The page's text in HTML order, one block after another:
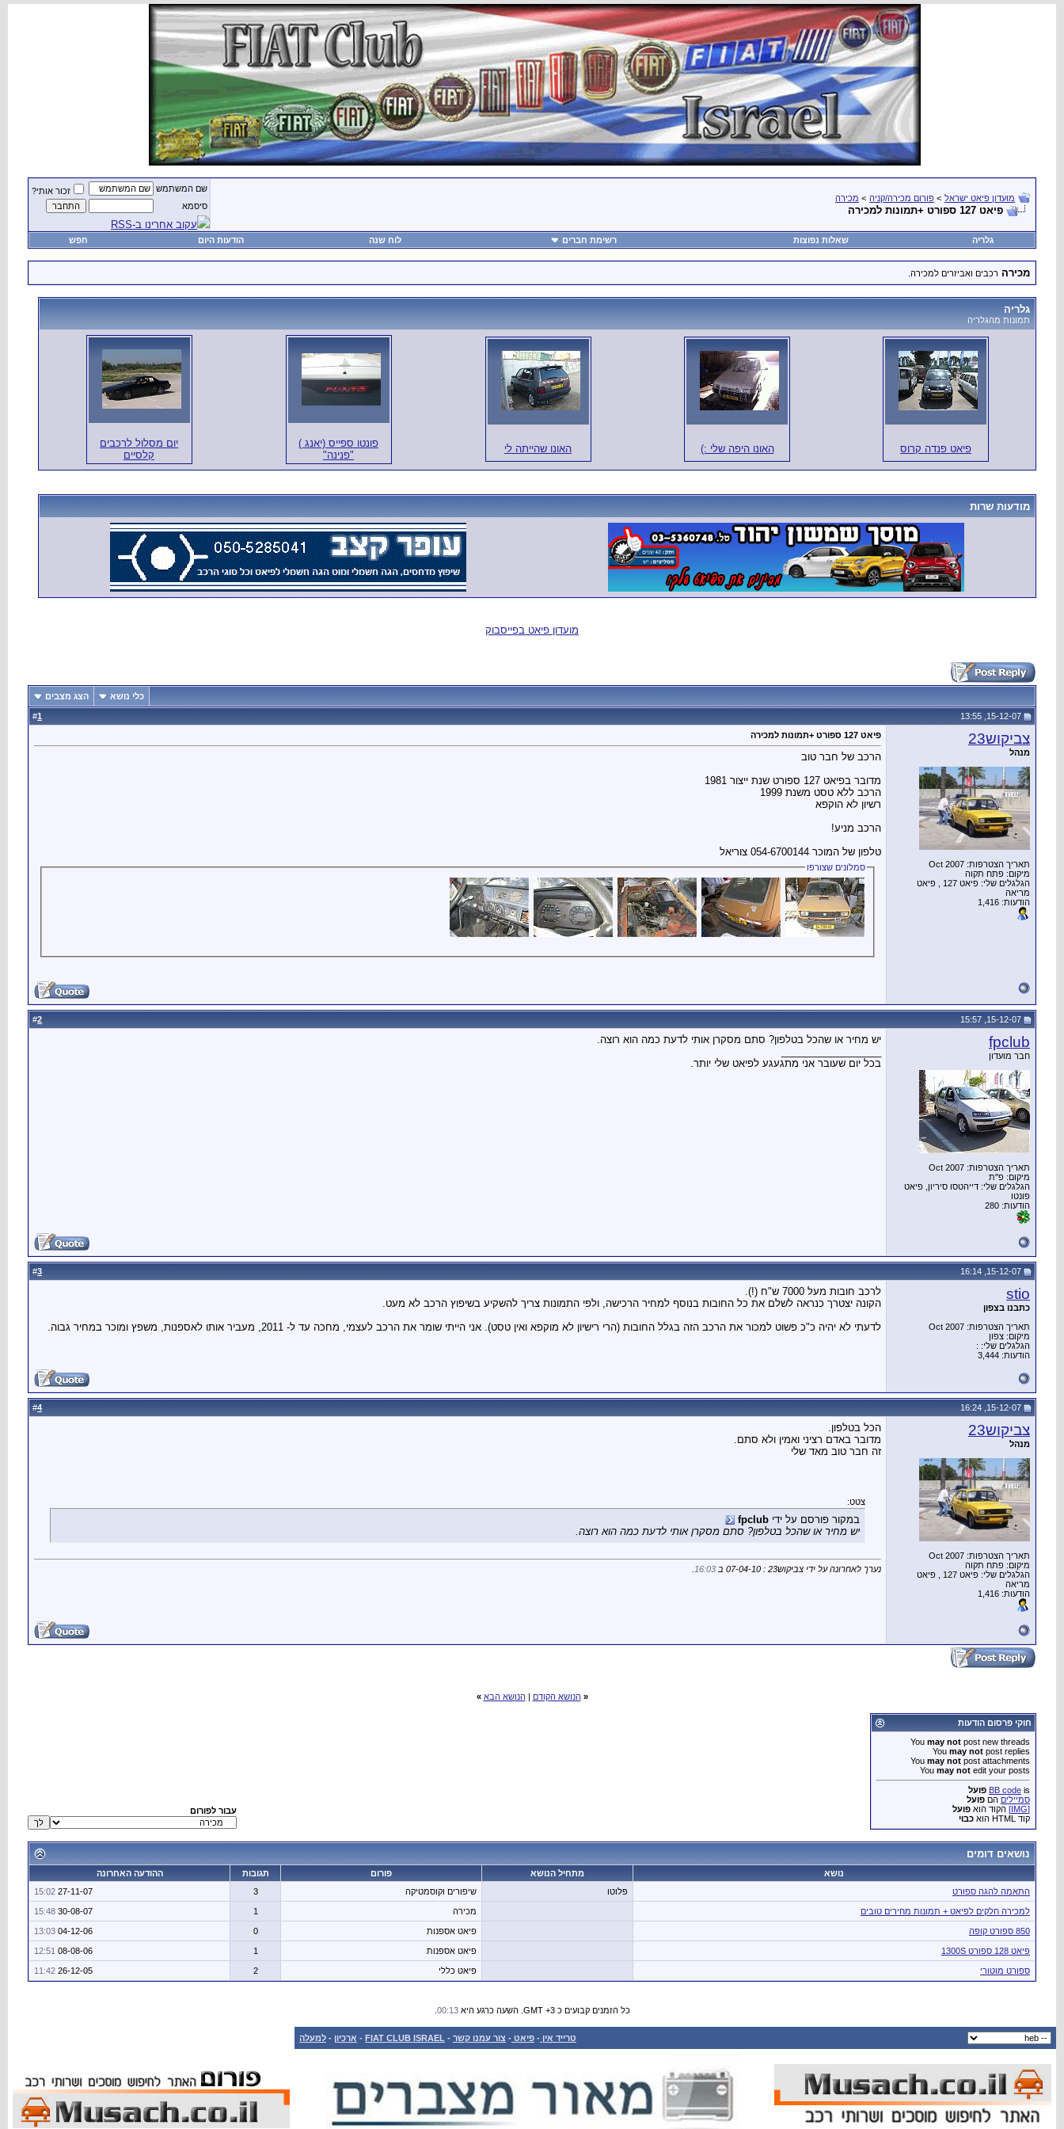
מועדון פיאט ישראל > פורום מכירה/קניה > מכירה
פיאט 127 ספורט +תמונות למכירה
שם המשתמש
זכור אותי?
סיסמא
עקוב אחרינו ב-RSS
גלריה שאלות נפוצות רשימת חברים לוח שנה הודעות היום חפש
מכירה רכבים ואביזרים למכירה.
גלריה
תמונות מהגלריה
פיאט פנדה קרוס האונו היפה שלי :) האונו שהייתה לי
פונטו ספייס (יאנג )
"פנינה"
יום מסלול לרכבים
קלסיים
מודעות שרות
מועדון פיאט בפייסבוק
כלי נושא הצג מצבים
1
צביקוש23
מנהל
תאריך הצטרפות: Oct 2007
מיקום: פתח תקוה
הגלגלים שלי: פיאט 127 , פיאט
מריאה
הודעות: 1,416
פיאט 127 ספורט +תמונות למכירה
הרכב של חבר טוב
מדובר בפיאט 127 ספורט שנת ייצור 1981
הרכב ללא טסט משנת 1999
רשיון לא הוקפא
הרכב מניע!
טלפון של המוכר 054-6700144 צוריאל
סמלונים שצורפו
2
fpclub
חבר מועדון
תאריך הצטרפות: Oct 2007
מיקום: פ"ת
הגלגלים שלי: דייהטסו סיריון, פיאט
פונטו
הודעות: 280
יש מחיר או שהכל בטלפון? סתם מסקרן אותי לדעת כמה הוא רוצה.
בכל יום שעובר אני מתגעגע לפיאט שלי יותר.
3
stio
כתבנו בצפון
תאריך הצטרפות: Oct 2007
מיקום: צפון
הגלגלים שלי: :
הודעות: 3,444
לרכב חובות מעל 7000 ש"ח (!).
הקונה יצטרך כנראה לשלם את כל החובות בנוסף למחיר הרכישה, ולפי התמונות צריך להשקיע בשיפוץ הרכב לא מעט.
לדעתי לא יהיה כ"כ פשוט למכור את הרכב הזה בגלל החובות (הרי רישיון לא מוקפא ואין טסט). אני הייתי שומר את הרכב לעצמי, מחכה עד ל- 2011, מעביר אותו לאספנות, משפץ ומוכר במחיר גבוה.
4
צביקוש23
מנהל
תאריך הצטרפות: Oct 2007
מיקום: פתח תקוה
הגלגלים שלי: פיאט 127 , פיאט
מריאה
הודעות: 1,416
הכל בטלפון.
מדובר באדם רציני ואמין ולא סתם.
זה חבר טוב מאד שלי
צטט:
במקור פורסם על ידי fpclub
יש מחיר או שהכל בטלפון? סתם מסקרן אותי לדעת כמה הוא רוצה.
נערך לאחרונה על ידי צביקוש23 : 07-04-10 ב 16:03
« הנושא הקודם | הנושא הבא »
חוקי פרסום הודעות
You may not post new threads
You may not post replies
You may not post attachments
You may not edit your posts
BB code is
פועל
סמיילים הם פועל
[IMG]
הקוד הוא פועל
קוד HTML הוא
כבוי
עבור לפורום
נושאים דומים
נושא מתחיל הנושא פורום תגובות
ההודעה האחרונה
התאמה להגה ספורט
פלוטו שיפורים וקוסמטיקה 3
27-11-07
15:02
למכירה חלקים לפיאט + תמונות מחירים טובים מכירה 1
30-08-07
15:48
850 ספורט קופה פיאט אספנות 0
04-12-06
13:03
פיאט 128 ספורט 1300S פיאט אספנות 1
08-08-06
12:51
ספורט מוטורי פיאט כללי 2
26-12-05
11:42
כל הזמנים קבועים כ GMT +3. השעה כרגע היא 00:13
טרייד אין - פיאט - צור עמנו קשר -
FIAT CLUB ISRAEL
- ארכיון - למעלה